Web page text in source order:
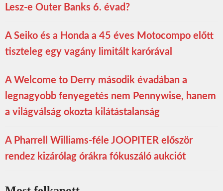
Lesz-e Outer Banks 6. évad?
A Seiko és a Honda a 45 éves Motocompo előtt
tiszteleg egy vagány limitált karórával
A Welcome to Derry második évadában a
legnagyobb fenyegetés nem Pennywise, hanem
a világválság okozta kilátástalanság
A Pharrell Williams-féle JOOPITER először
rendez kizárólag órákra fókuszáló aukciót